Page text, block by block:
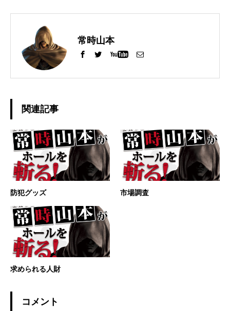
常時山本
関連記事
防犯グッズ 市場調査
求められる人財
コメント